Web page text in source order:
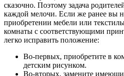
сказочно. Поэтому задача
каждой мелочи. Если же ранее вы
приобретении мебели или
комнаты с соответствующими
легко исправить положение:
Во-первых, приобретите в
детским рисунком.
Во-вторых, замените